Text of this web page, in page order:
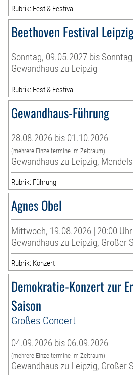
Rubrik: Fest & Festival
Beethoven Festival
Sonntag, 09.05.2027 bis
Gewandhaus zu Leipzig
Rubrik: Fest & Festival
Gewandhaus-Führung
28.08.2026 bis 01.10.2026
(mehrere Einzeltermine im Zeitraum)
Gewandhaus zu Leipzig,
Rubrik: Führung
Agnes Obel
Mittwoch, 19.08.2026 | 20:00 Uhr
Gewandhaus zu Leipzig, Großer
Rubrik: Konzert
Demokratie-Konzert zur
Saison
Großes Concert
04.09.2026 bis 06.09.2026
(mehrere Einzeltermine im Zeitraum)
Gewandhaus zu Leipzig, Großer